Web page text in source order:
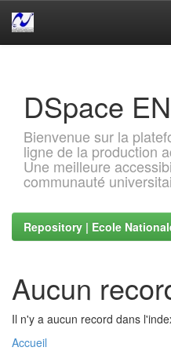
DSpace
Bienvenue sur la
ligne de la production
Une meilleure
communauté
Repository | Ecole
Aucun
Il n'y a aucun record dans
Accueil